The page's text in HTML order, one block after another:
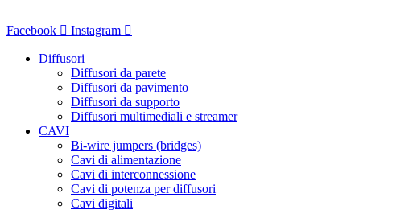
al
Facebook Instagram
Diffusori
Diffusori da parete
Diffusori da pavimento
Diffusori da supporto
Diffusori multimediali e streamer
CAVI
Bi-wire jumpers (bridges)
Cavi di alimentazione
Cavi di interconnessione
Cavi di potenza per diffusori
Cavi digitali